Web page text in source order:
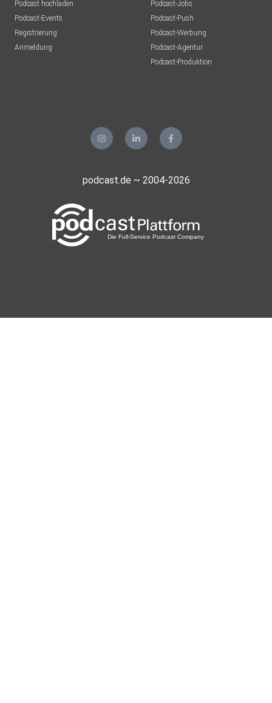
Podcast hochladen
Podcast-Events
Registrierung
Anmeldung
Podcast-Jobs
Podcast-Push
Podcast-Werbung
Podcast-Agentur
Podcast-Produktion
podcast.de ~ 2004-2026